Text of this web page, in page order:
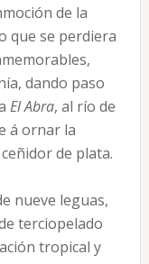
de la
que se perdiera
dando paso
El Abra, al río de
á ornar la
de plata.
nueve leguas,
terciopelado
tropical y